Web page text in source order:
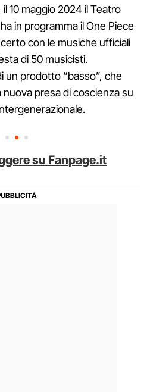
il 10 maggio 2024 il Teatro
in programma il One Piece
con le musiche ufficiali
di 50 musicisti.
un prodotto “basso”, che
presa di coscienza su
su Fanpage.it